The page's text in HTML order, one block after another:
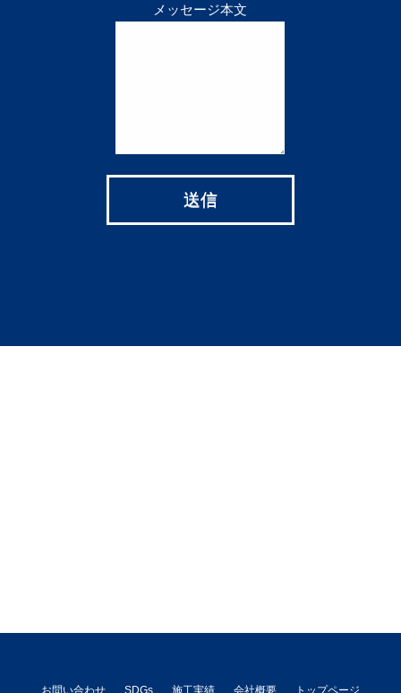
メッセージ本文
お問い合わせ SDGs 施工実績 会社概要 トップページ